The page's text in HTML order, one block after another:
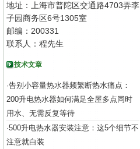
地址：上海市普陀区交通路4703弄李
子园商务区6号1305室
邮编：200331
联系人：程先生
技术文章
·告别小容量热水器频繁断热水痛点：
200升电热水器如何满足全屋多点同时
用水、无需反复等待
·500升电热水器安装注意：这5个细节不
注意就白装